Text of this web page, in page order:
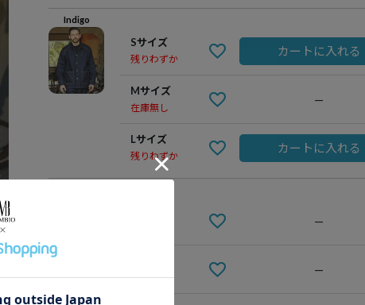
Indigo
Sサイズ
残りわずか
カートに入れる
Mサイズ
在庫無し
—
Lサイズ
残りわずか
カートに入れる
—
在庫無し
—